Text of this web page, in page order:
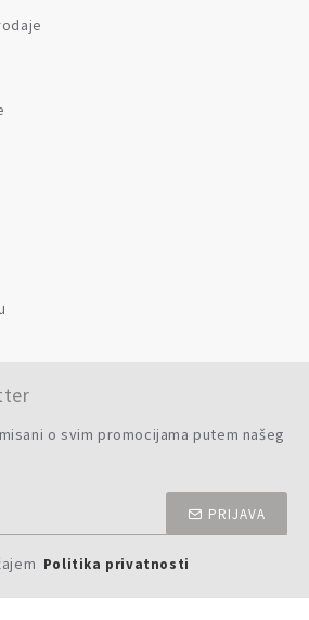
o svim promocijama putem našeg
PRIJAVA
Politika privatnosti